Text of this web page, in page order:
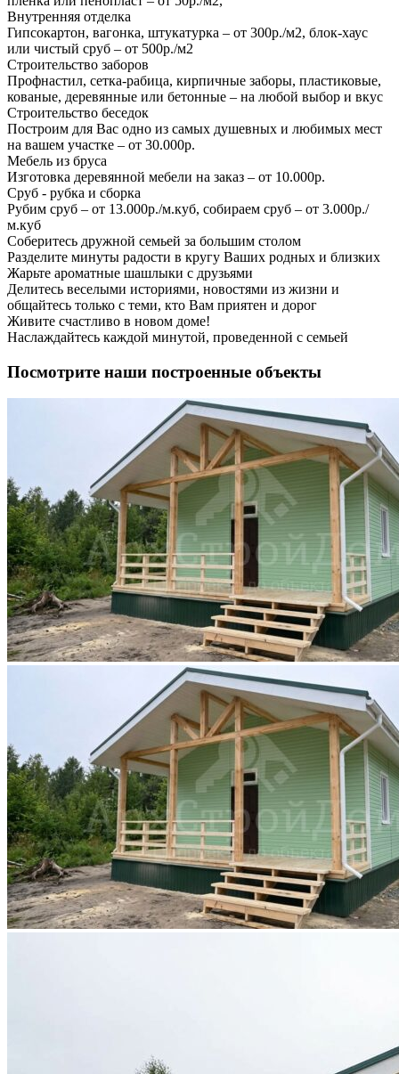
Внутренняя отделка
Гипсокартон, вагонка, штукатурка – от 300р./м2, блок-хаус
или чистый сруб – от 500р./м2
Строительство заборов
Профнастил, сетка-рабица, кирпичные заборы, пластиковые,
кованые, деревянные или бетонные – на любой выбор и вкус
Строительство беседок
Построим для Вас одно из самых душевных и любимых мест
на вашем участке – от 30.000р.
Мебель из бруса
Изготовка деревянной мебели на заказ – от 10.000р.
Сруб - рубка и сборка
Рубим сруб – от 13.000р./м.куб, собираем сруб – от 3.000р./
м.куб
Соберитесь дружной семьей за большим столом
Разделите минуты радости в кругу Ваших родных и близких
Жарьте ароматные шашлыки с друзьями
Делитесь веселыми историями, новостями из жизни и
общайтесь только с теми, кто Вам приятен и дорог
Живите счастливо в новом доме!
Наслаждайтесь каждой минутой, проведенной с семьей
Посмотрите наши построенные объекты